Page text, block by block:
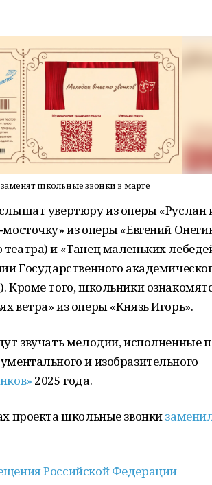
школьные звонки в марте
увертюру из оперы
из оперы «Евгений
и «Танец маленьких
Государственного
Кроме того, школьники
ветра» из оперы «Князь Игорь».
звучать мелодии, исполненные
и изобразительного
2025 года.
проекта школьные звонки
Российской Федерации